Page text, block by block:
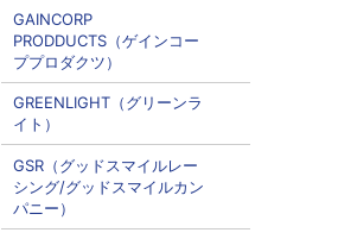
GAINCORP
PRODDUCTS（ゲインコー
ププロダクツ）
GREENLIGHT（グリーンラ
イト）
GSR（グッドスマイルレー
シング/グッドスマイルカン
パニー）